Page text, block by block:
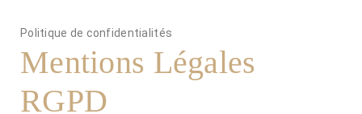
Politique de confidentialités
Mentions Légales
RGPD